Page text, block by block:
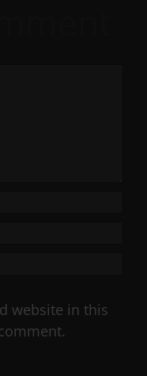
website in this